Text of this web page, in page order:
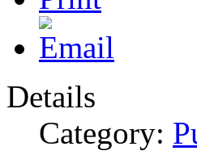
Details
Category: